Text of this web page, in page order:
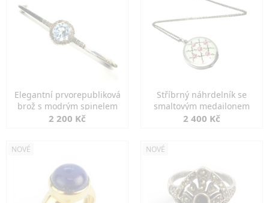
Elegantní prvorepubliková
brož s modrým spinelem
2 200 Kč
Stříbrný náhrdelník se
smaltovým medailonem
2 400 Kč
NOVÉ NOVÉ